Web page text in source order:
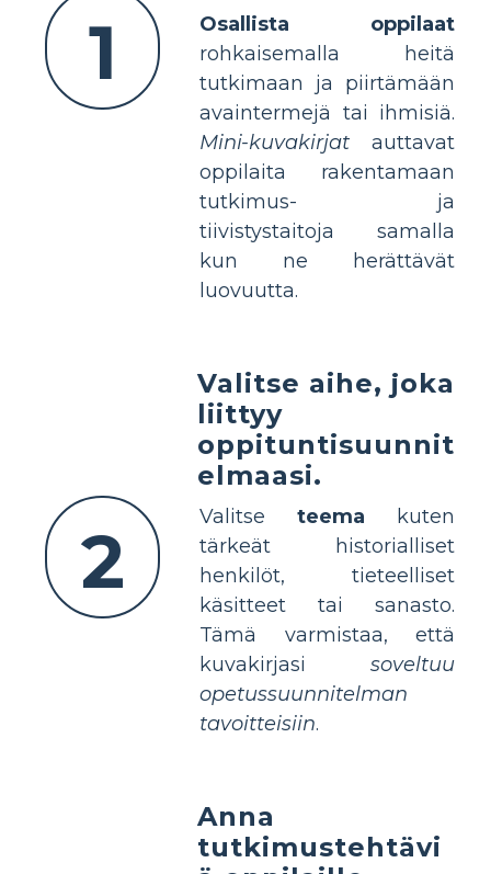
1
Osallista oppilaat
rohkaisemalla heitä
tutkimaan ja piirtämään
avaintermejä tai ihmisiä.
Mini-kuvakirjat auttavat
oppilaita rakentamaan
tutkimus- ja
tiivistystaitoja samalla
kun ne herättävät
luovuutta.
2
Valitse aihe, joka
liittyy
oppituntisuunnit
elmaasi.
Valitse teema kuten
tärkeät historialliset
henkilöt, tieteelliset
käsitteet tai sanasto.
Tämä varmistaa, että
kuvakirjasi soveltuu
opetussuunnitelman
tavoitteisiin.
Anna
tutkimustehtävi